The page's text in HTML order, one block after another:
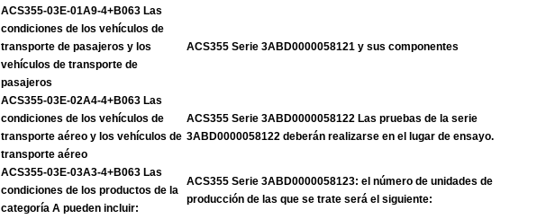
ACS355-03E-01A9-4+B063 Las
condiciones de los vehículos de
transporte de pasajeros y los
vehículos de transporte de
pasajeros
ACS355 Serie 3ABD0000058121 y sus componentes
ACS355-03E-02A4-4+B063 Las
condiciones de los vehículos de
transporte aéreo y los vehículos de
transporte aéreo
ACS355 Serie 3ABD0000058122 Las pruebas de la serie
3ABD0000058122 deberán realizarse en el lugar de ensayo.
ACS355-03E-03A3-4+B063 Las
condiciones de los productos de la
categoría A pueden incluir:
ACS355 Serie 3ABD0000058123: el número de unidades de
producción de las que se trate será el siguiente: